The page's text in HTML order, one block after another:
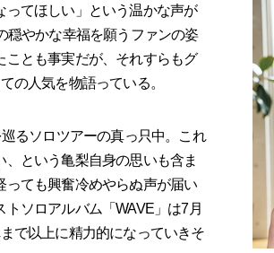
てほしい」という温かな声が
穏やかな幸福を願うファンの姿
とも事実だが、それすらもグ
の人気を物語っている。
るソロツアーの真っ只中。これ
という亀梨自身の思いも含ま
ても興奮冷めやらぬ声が届い
ソロアルバム「WAVE」は7月
で以上に精力的になっていきそ